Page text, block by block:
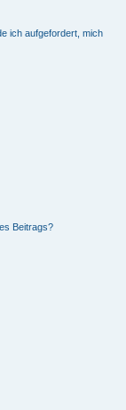
ich aufgefordert, mich
Beitrags?